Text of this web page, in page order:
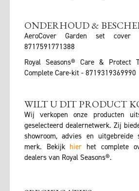
ONDERHOUD &
AeroCover Garden set cover
8717591771388
Royal Seasons® Care & Protect
Complete Care-kit - 8719319369990
WILT U DIT PRODUCT
Wij verkopen onze producten
geselecteerd dealernetwerk. Zij
showroom, advies en uitgebreide
merk. Bekijk hier het complete
dealers van Royal Seasons®.